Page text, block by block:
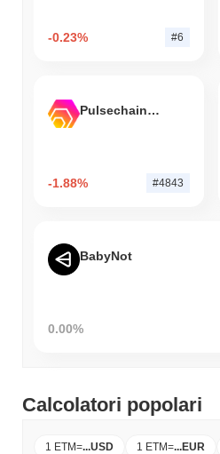
-0.23% #6
Pulsechain Bridged HEX (Pulsechain)
-1.88% #4843
BabyNot
0.00%
Calcolatori popolari
1 ETM=...USD 1 ETM=...EUR